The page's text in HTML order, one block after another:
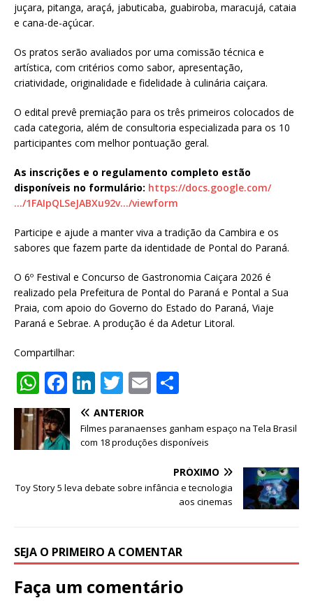
juçara, pitanga, araçá, jabuticaba, guabiroba, maracujá, cataia
e cana-de-açúcar.
Os pratos serão avaliados por uma comissão técnica e
artística, com critérios como sabor, apresentação,
criatividade, originalidade e fidelidade à culinária caiçara.
O edital prevê premiação para os três primeiros colocados de
cada categoria, além de consultoria especializada para os 10
participantes com melhor pontuação geral.
As inscrições e o regulamento completo estão
disponíveis no formulário: https://docs.google.com/
…/1FAIpQLSeJABXu92v…/viewform
Participe e ajude a manter viva a tradição da Cambira e os
sabores que fazem parte da identidade de Pontal do Paraná.
O 6º Festival e Concurso de Gastronomia Caiçara 2026 é
realizado pela Prefeitura de Pontal do Paraná e Pontal a Sua
Praia, com apoio do Governo do Estado do Paraná, Viaje
Paraná e Sebrae. A produção é da Adetur Litoral.
Compartilhar:
W
h
at
s
p
F
a
c
e
o
Li
n
k
e
n
T
w
it
te
E
ai
l
ar
e
ANTERIOR
Filmes paranaenses ganham espaço na Tela Brasil
com 18 produções disponíveis
PRÓXIMO
Toy Story 5 leva debate sobre infância e tecnologia
aos cinemas
SEJA O PRIMEIRO A COMENTAR
Faça um comentário